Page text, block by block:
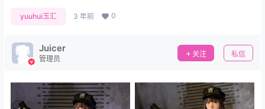
yuuhui玉汇 3 年前 0
Juicer
管理员
关注 私信